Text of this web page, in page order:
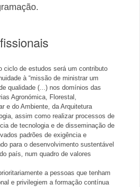
ciclo de estudos será um contributo
à “missão de ministrar um
qualidade (...) nos domínios das
Agronómica, Florestal,
e do Ambiente, da Arquitetura
assim como realizar processos de
de tecnologia e de disseminação de
padrões de exigência e
para o desenvolvimento sustentável
país, num quadro de valores
a pessoas que tenham
e privilegiem a formação contínua